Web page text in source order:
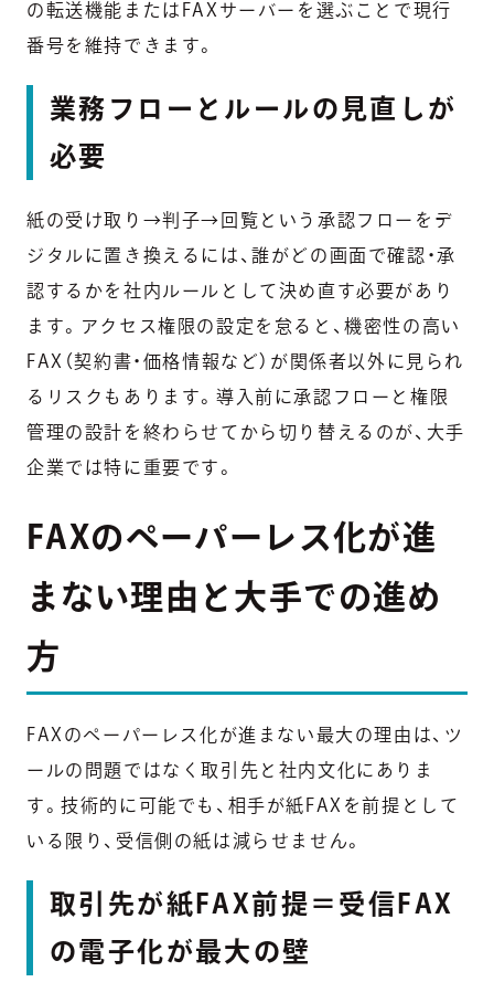
の転送機能またはFAXサーバーを選ぶことで現行
番号を維持できます。
業務フローとルールの見直しが
必要
紙の受け取り→判子→回覧という承認フローをデ
ジタルに置き換えるには、誰がどの画面で確認・承
認するかを社内ルールとして決め直す必要があり
ます。アクセス権限の設定を怠ると、機密性の高い
FAX（契約書・価格情報など）が関係者以外に見られ
るリスクもあります。導入前に承認フローと権限
管理の設計を終わらせてから切り替えるのが、大手
企業では特に重要です。
FAXのペーパーレス化が進
まない理由と大手での進め
方
FAXのペーパーレス化が進まない最大の理由は、ツ
ールの問題ではなく取引先と社内文化にありま
す。技術的に可能でも、相手が紙FAXを前提として
いる限り、受信側の紙は減らせません。
取引先が紙FAX前提＝受信FAX
の電子化が最大の壁